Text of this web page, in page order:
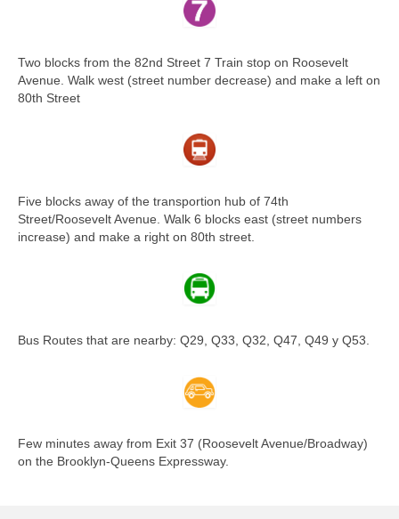
Two blocks from the 82nd Street 7 Train stop on Roosevelt
Avenue. Walk west (street number decrease) and make a left on
80th Street
Five blocks away of the transportion hub of 74th
Street/Roosevelt Avenue. Walk 6 blocks east (street numbers
increase) and make a right on 80th street.
Bus Routes that are nearby: Q29, Q33, Q32, Q47, Q49 y Q53.
Few minutes away from Exit 37 (Roosevelt Avenue/Broadway)
on the Brooklyn-Queens Expressway.